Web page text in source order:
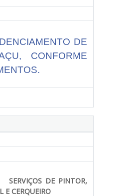
DE
CONFORME
SERVIÇOS DE PINTOR,
E CERQUEIRO